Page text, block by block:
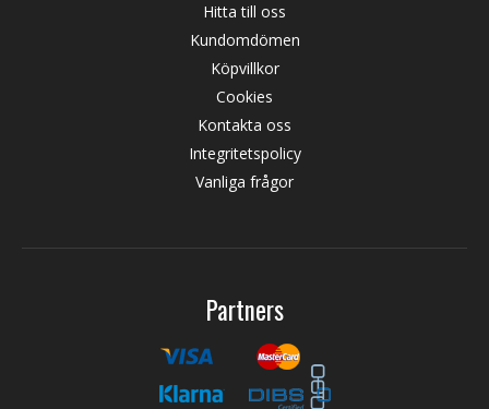
Hitta till oss
Kundomdömen
Köpvillkor
Cookies
Kontakta oss
Integritetspolicy
Vanliga frågor
Partners